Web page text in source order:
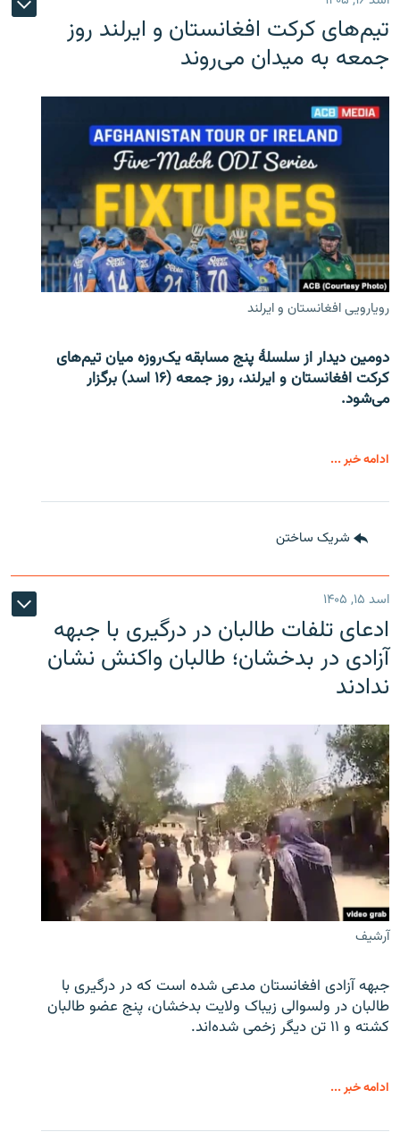
تیم‌های کرکت افغانستان و ایرلند روز
جمعه به میدان می‌روند
رویارویی افغانستان و ایرلند
دومین دیدار از سلسلۀ پنج مسابقه یک‌روزه میان تیم‌های
کرکت افغانستان و ایرلند، روز جمعه (۱۶ اسد) برگزار
می‌شود.
ادامه خبر ...
شریک ساختن
اسد ۱۵, ۱۴۰۵
ادعای تلفات طالبان در درگیری با جبهه
آزادی در بدخشان؛ طالبان واکنش نشان
ندادند
آرشیف
جبهه آزادی افغانستان مدعی شده است که در درگیری با
طالبان در ولسوالی زیباک ولایت بدخشان، پنج عضو طالبان
کشته و ۱۱ تن دیگر زخمی شده‌اند.
ادامه خبر ...